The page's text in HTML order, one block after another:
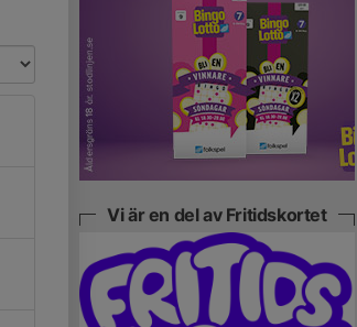
Vi är en del av Fritidskortet